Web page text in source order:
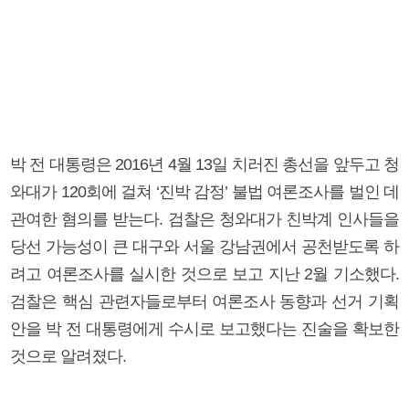
박 전 대통령은 2016년 4월 13일 치러진 총선을 앞두고 청
와대가 120회에 걸쳐 ‘진박 감정’ 불법 여론조사를 벌인 데
관여한 혐의를 받는다. 검찰은 청와대가 친박계 인사들을
당선 가능성이 큰 대구와 서울 강남권에서 공천받도록 하
려고 여론조사를 실시한 것으로 보고 지난 2월 기소했다.
검찰은 핵심 관련자들로부터 여론조사 동향과 선거 기획
안을 박 전 대통령에게 수시로 보고했다는 진술을 확보한
것으로 알려졌다.